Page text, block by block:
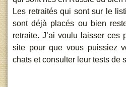
Les retraités qui sont sur le
sont déjà placés ou bien
retraite. J’ai voulu laisser ces
site pour que vous puissiez
chats et consulter leur tests de